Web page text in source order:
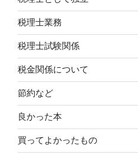
税理士業務
税理士試験関係
税金関係について
節約など
良かった本
買ってよかったもの